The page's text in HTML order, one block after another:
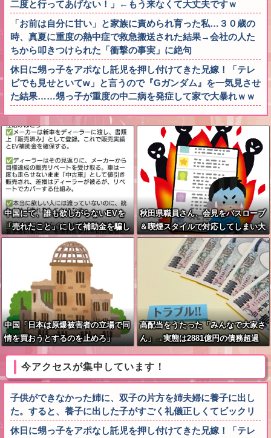
二度と行ってあげない！」←もう来なくて大丈夫ですｗ
「お前は自分に甘い」と家族に責められ育った私…３０歳の
時、真夏に重度の熱中症で救急搬送された結果→会社の人た
ちから叩きつけられた「衝撃の事実」に絶句
休日に甥っ子をアポなし託児を押し付けてきた兄嫁！「テレ
ビでも見せといてw」と言うので『Gガンダム』を一気見させ
た結果……甥っ子が重度の中二病を発症して家で大暴れｗｗ
中国にて、誰も欲しがらないEVを
「売れたこと」にして補助金を騙し
取る事案が横行。販売実績水増し
秋田県職員さん、会見をバスローブ
＆喫煙スタイルで対応してしまい大
炎上ｗ
中国「日本は原爆被害者の立場で同
情を買おうとするのを止めろ」
高配当をうたった「みんなで大家さ
ん」→実態は2881億円の債務超過
今アクセスが集中しています！
子供ができなかった姉に、双子の片方を姉夫婦に養子に出し
た。すると、養子に出した子がすごく礼儀正しくてビックリ
休日に甥っ子をアポなし託児を押し付けてきた兄嫁！「テレ